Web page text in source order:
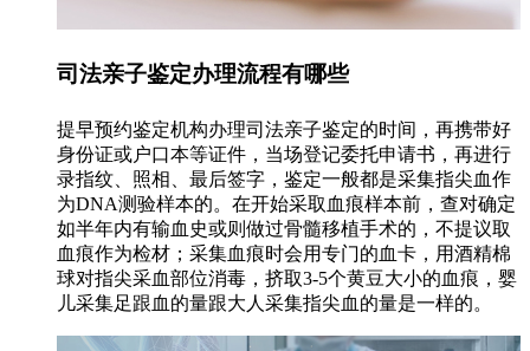
司法亲子鉴定办理流程有哪些
提早预约鉴定机构办理司法亲子鉴定的时间，再携带好
身份证或户口本等证件，当场登记委托申请书，再进行
录指纹、照相、最后签字，鉴定一般都是采集指尖血作
为DNA测验样本的。在开始采取血痕样本前，查对确定
如半年内有输血史或则做过骨髓移植手术的，不提议取
血痕作为检材；采集血痕时会用专门的血卡，用酒精棉
球对指尖采血部位消毒，挤取3-5个黄豆大小的血痕，婴
儿采集足跟血的量跟大人采集指尖血的量是一样的。